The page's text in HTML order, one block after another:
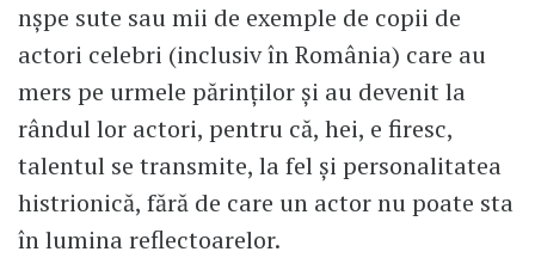
nșpe sute sau mii de exemple de copii de
actori celebri (inclusiv în România) care au
mers pe urmele părinților și au devenit la
rândul lor actori, pentru că, hei, e firesc,
talentul se transmite, la fel și personalitatea
histrionică, fără de care un actor nu poate sta
în lumina reflectoarelor.